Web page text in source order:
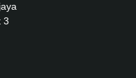
JMWP
Lumpur
3